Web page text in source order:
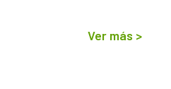
Ver más >